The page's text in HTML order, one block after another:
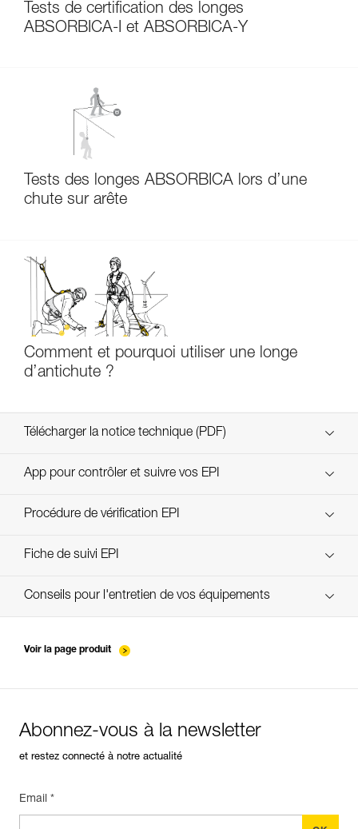
Tests de certification des longes
ABSORBICA-I et ABSORBICA-Y
Tests des longes ABSORBICA lors d’une
chute sur arête
Comment et pourquoi utiliser une longe
d’antichute ?
Télécharger la notice technique (PDF)
Technical Notice
App pour contrôler et suivre vos EPI
découvrez ePPEcentre
Procédure de vérification EPI
verif-EPI-ABSORBICA-procedure-FR
Fiche de suivi EPI
verif-EPI-ABSORBICA-suivi-FR
Conseils pour l'entretien de vos équipements
Voir la page produit
Abonnez-vous à la newsletter
et restez connecté à notre actualité
Email *